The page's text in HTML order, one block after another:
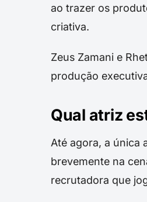
ao trazer os
criativa.
Zeus Zamani e
produção
Qual atriz
Até agora, a única
brevemente na
recrutadora que